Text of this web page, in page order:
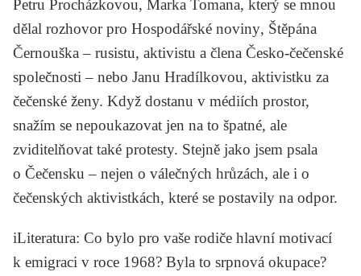
Petru Procházkovou, Marka Tomana, který se mnou
dělal rozhovor pro Hospodářské noviny, Štěpána
Černouška – rusistu, aktivistu a člena Česko-čečenské
společnosti – nebo Janu Hradílkovou, aktivistku za
čečenské ženy. Když dostanu v médiích prostor,
snažím se nepoukazovat jen na to špatné, ale
zviditelňovat také protesty. Stejně jako jsem psala
o Čečensku – nejen o válečných hrůzách, ale i o
čečenských aktivistkách, které se postavily na odpor.
iLiteratura: Co bylo pro vaše rodiče hlavní motivací
k emigraci v roce 1968? Byla to srpnová okupace?